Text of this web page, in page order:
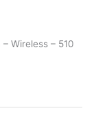
Wireless – 510